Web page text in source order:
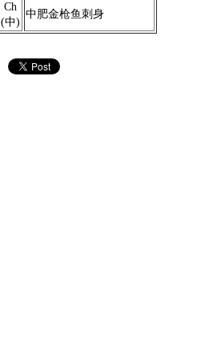
Ch
(中)
中肥金枪鱼刺身